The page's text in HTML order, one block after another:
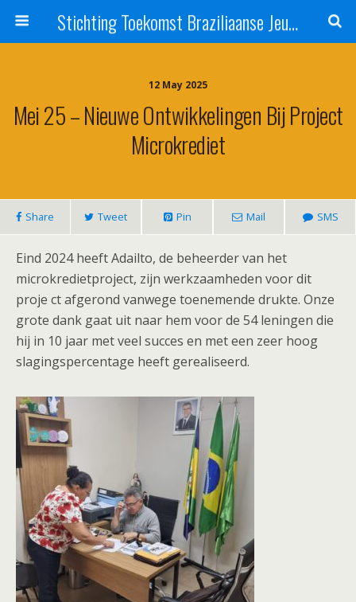
Stichting Toekomst Braziliaanse Jeugd
12 May 2025
Mei 25 – Nieuwe Ontwikkelingen Bij Project
Microkrediet
Share Tweet Pin Mail SMS
Eind 2024 heeft Adailto, de beheerder van het
microkredietproject, zijn werkzaamheden voor dit
proje ct afgerond vanwege toenemende drukte. Onze
grote dank gaat uit naar hem voor de 54 leningen die
hij in 10 jaar met veel succes en met een zeer hoog
slagingspercentage heeft gerealiseerd.